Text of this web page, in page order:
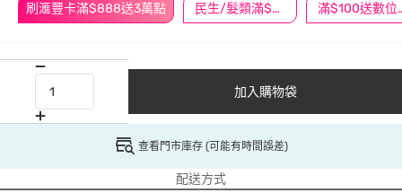
刷滙豐卡滿$888送3萬點 民生/髮類滿$388送舒潔冰巾 滿
加入購物袋
查看門市庫存 (可能有時間誤差)
配送方式